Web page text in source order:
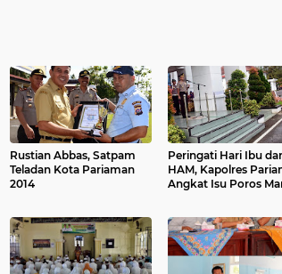
Rustian Abbas, Satpam
Teladan Kota Pariaman
2014
Peringati Hari Ibu
HAM, Kapolres
Angkat Isu Poros